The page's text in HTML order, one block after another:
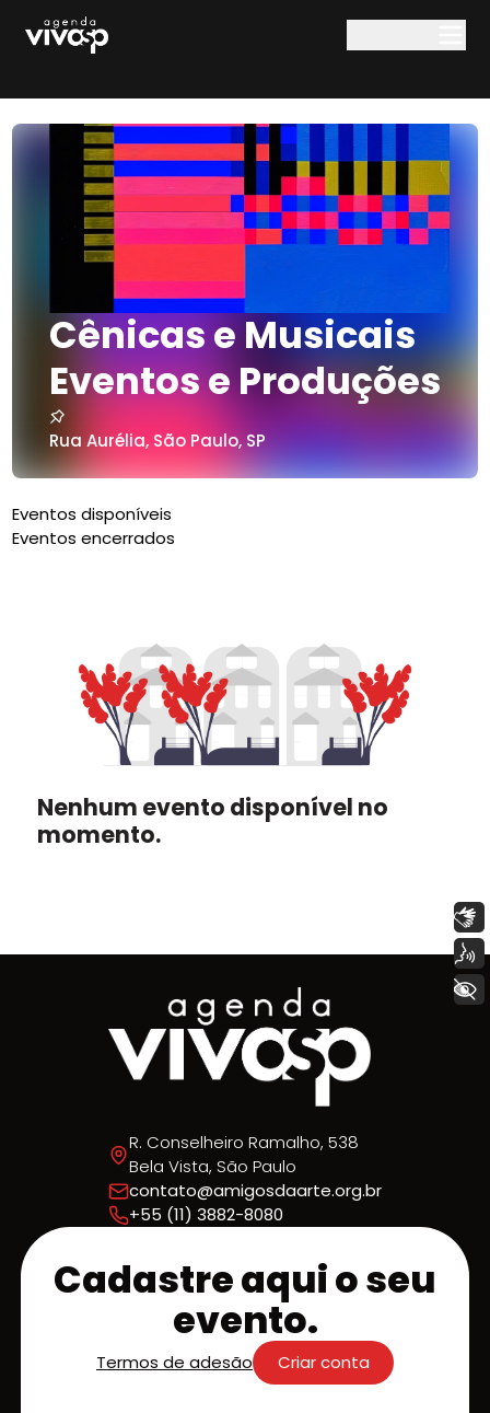
Cênicas e Musicais
Eventos e Produções
Rua Aurélia, São Paulo, SP
Eventos disponíveis
Eventos encerrados
Nenhum evento disponível no
momento.
R. Conselheiro Ramalho, 538
Bela Vista, São Paulo
contato@amigosdaarte.org.br
+55 (11) 3882-8080
Cadastre aqui o seu
evento.
Termos de adesão Criar conta
Voz
+ Acessibilidade